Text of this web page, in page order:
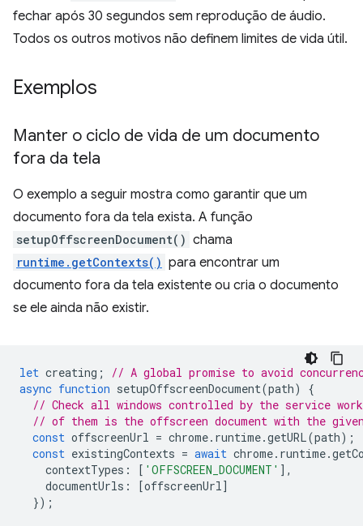
fechar após 30 segundos sem reprodução de áudio.
Todos os outros motivos não definem limites de vida útil.
Exemplos
Manter o ciclo de vida de um documento
fora da tela
O exemplo a seguir mostra como garantir que um
documento fora da tela exista. A função
setupOffscreenDocument() chama
runtime.getContexts() para encontrar um
documento fora da tela existente ou cria o documento
se ele ainda não existir.
let creating ;
// A global promise to avoid
async function setupOffscreenDocument(path)
{
// Check all windows controlled by the service
// of them is the offscreen document with the
const offscreenUrl = chrome. runtime.getURL(path);
const existingContexts = await chrome. runtime.
contextTypes : [ 'OFFSCREEN_DOCUMENT' ],
documentUrls : [offscreenUrl]
});